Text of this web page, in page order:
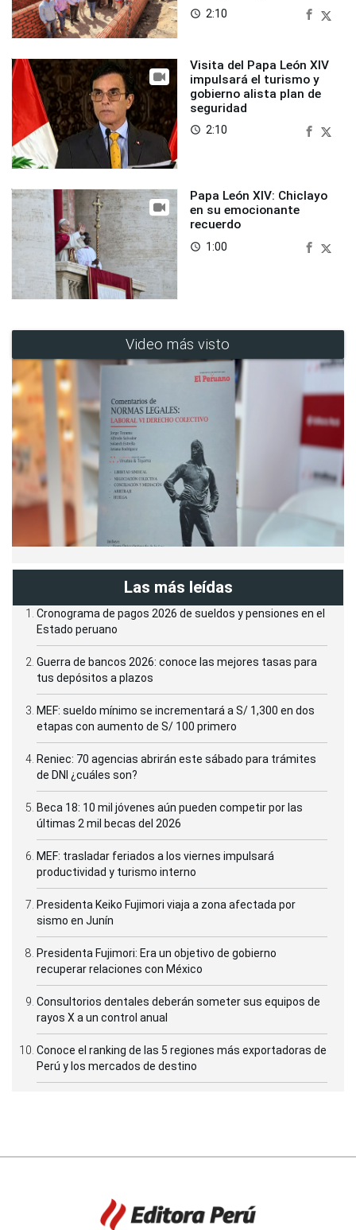
access_time 2:10
Visita del Papa León XIV
impulsará el turismo y
gobierno alista plan de
seguridad
access_time 2:10
Papa León XIV: Chiclayo
en su emocionante
recuerdo
access_time 1:00
Video más visto
Las más leídas
Cronograma de pagos 2026 de sueldos y pensiones en el
Estado peruano
Guerra de bancos 2026: conoce las mejores tasas para
tus depósitos a plazos
MEF: sueldo mínimo se incrementará a S/ 1,300 en dos
etapas con aumento de S/ 100 primero
Reniec: 70 agencias abrirán este sábado para trámites
de DNI ¿cuáles son?
Beca 18: 10 mil jóvenes aún pueden competir por las
últimas 2 mil becas del 2026
MEF: trasladar feriados a los viernes impulsará
productividad y turismo interno
Presidenta Keiko Fujimori viaja a zona afectada por
sismo en Junín
Presidenta Fujimori: Era un objetivo de gobierno
recuperar relaciones con México
Consultorios dentales deberán someter sus equipos de
rayos X a un control anual
Conoce el ranking de las 5 regiones más exportadoras de
Perú y los mercados de destino